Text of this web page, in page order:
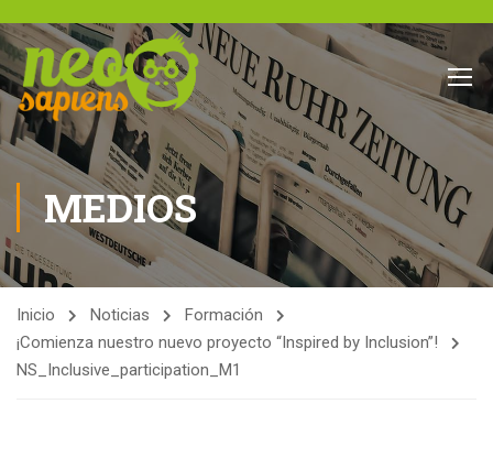
MEDIOS
Inicio Noticias
Formación
¡Comienza nuestro nuevo proyecto “Inspired by Inclusion”!
NS_Inclusive_participation_M1